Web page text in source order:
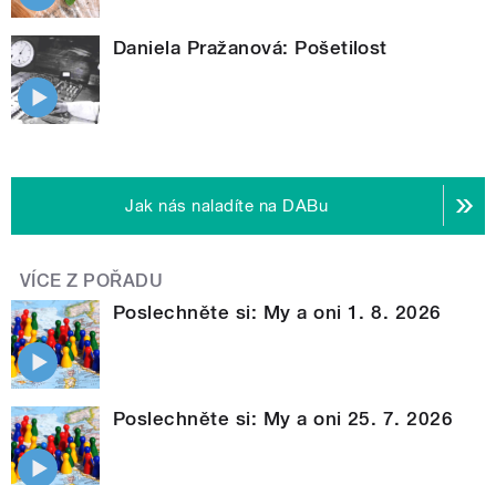
Daniela Pražanová: Pošetilost
Jak nás naladíte na DABu
VÍCE Z POŘADU
Poslechněte si: My a oni 1. 8. 2026
Poslechněte si: My a oni 25. 7. 2026